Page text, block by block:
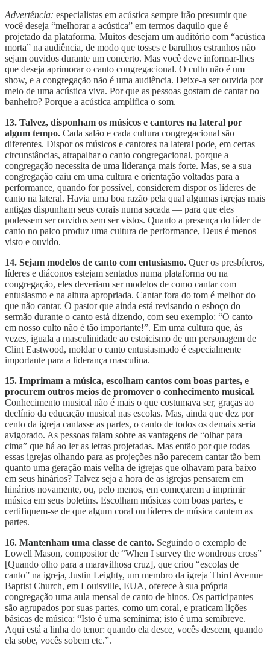
Advertência: especialistas em acústica sempre irão presumir que
você deseja “melhorar a acústica” em termos daquilo que é
projetado da plataforma. Muitos desejam um auditório com “acústica
morta” na audiência, de modo que tosses e barulhos estranhos não
sejam ouvidos durante um concerto. Mas você deve informar-lhes
que deseja aprimorar o canto congregacional. O culto não é um
show, e a congregação não é uma audiência. Deixe-a ser ouvida por
meio de uma acústica viva. Por que as pessoas gostam de cantar no
banheiro? Porque a acústica amplifica o som.
13. Talvez, disponham os músicos e cantores na lateral por
algum tempo. Cada salão e cada cultura congregacional são
diferentes. Dispor os músicos e cantores na lateral pode, em certas
circunstâncias, atrapalhar o canto congregacional, porque a
congregação necessita de uma liderança mais forte. Mas, se a sua
congregação caiu em uma cultura e orientação voltadas para a
performance, quando for possível, considerem dispor os líderes de
canto na lateral. Havia uma boa razão pela qual algumas igrejas mais
antigas dispunham seus corais numa sacada — para que eles
pudessem ser ouvidos sem ser vistos. Quanto a presença do líder de
canto no palco produz uma cultura de performance, Deus é menos
visto e ouvido.
14. Sejam modelos de canto com entusiasmo. Quer os presbíteros,
líderes e diáconos estejam sentados numa plataforma ou na
congregação, eles deveriam ser modelos de como cantar com
entusiasmo e na altura apropriada. Cantar fora do tom é melhor do
que não cantar. O pastor que ainda está revisando o esboço do
sermão durante o canto está dizendo, com seu exemplo: “O canto
em nosso culto não é tão importante!”. Em uma cultura que, às
vezes, iguala a masculinidade ao estoicismo de um personagem de
Clint Eastwood, moldar o canto entusiasmado é especialmente
importante para a liderança masculina.
15. Imprimam a música, escolham cantos com boas partes, e
procurem outros meios de promover o conhecimento musical.
Conhecimento musical não é mais o que costumava ser, graças ao
declínio da educação musical nas escolas. Mas, ainda que dez por
cento da igreja cantasse as partes, o canto de todos os demais seria
avigorado. As pessoas falam sobre as vantagens de “olhar para
cima” que há ao ler as letras projetadas. Mas então por que todas
essas igrejas olhando para as projeções não parecem cantar tão bem
quanto uma geração mais velha de igrejas que olhavam para baixo
em seus hinários? Talvez seja a hora de as igrejas pensarem em
hinários novamente, ou, pelo menos, em começarem a imprimir
música em seus boletins. Escolham músicas com boas partes, e
certifiquem-se de que algum coral ou líderes de música cantem as
partes.
16. Mantenham uma classe de canto. Seguindo o exemplo de
Lowell Mason, compositor de “When I survey the wondrous cross”
[Quando olho para a maravilhosa cruz], que criou “escolas de
canto” na igreja, Justin Leighty, um membro da igreja Third Avenue
Baptist Church, em Louisville, EUA, oferece à sua própria
congregação uma aula mensal de canto de hinos. Os participantes
são agrupados por suas partes, como um coral, e praticam lições
básicas de música: “Isto é uma semínima; isto é uma semibreve.
Aqui está a linha do tenor: quando ela desce, vocês descem, quando
ela sobe, vocês sobem etc.”.